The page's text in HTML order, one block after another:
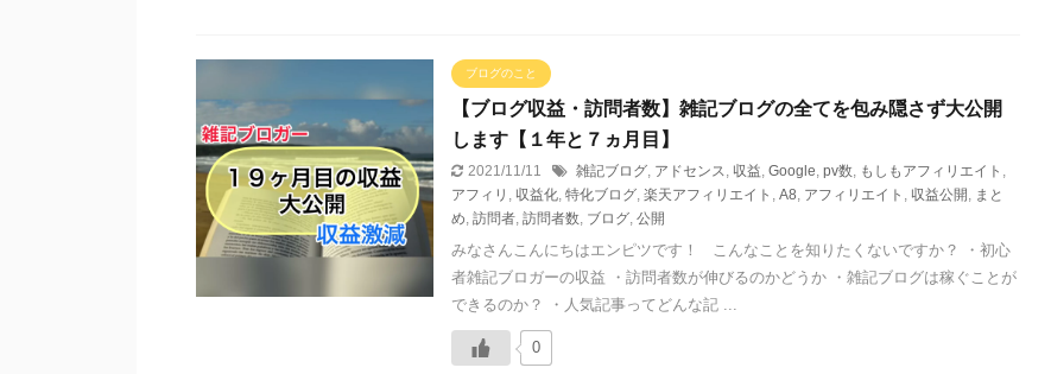
er
ブログのこと
【ブログ収益・訪問者数】雑記ブログの全てを包み隠さず大公開
します【１年と７ヵ月目】
2021/11/11 雑記ブログ, アドセンス, 収益, Google, pv数, もしもアフィリエイト ,
アフィリ , 収益化, 特化ブログ, 楽天アフィリエイト , A8, アフィリエイト , 収益公開 , まと
め, 訪問者, 訪問者数, ブログ, 公開
みなさんこんにちはエンピツです！ こんなことを知りたくないですか？ ・初心
者雑記ブロガーの収益 ・訪問者数が伸びるのかどうか ・雑記ブログは稼ぐことが
できるのか？ ・人気記事ってどんな記 ...
0